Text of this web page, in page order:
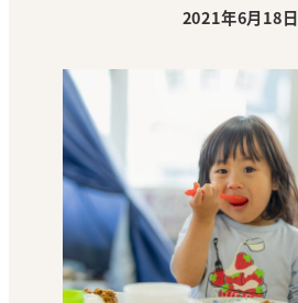
投稿日
2021年6月18日